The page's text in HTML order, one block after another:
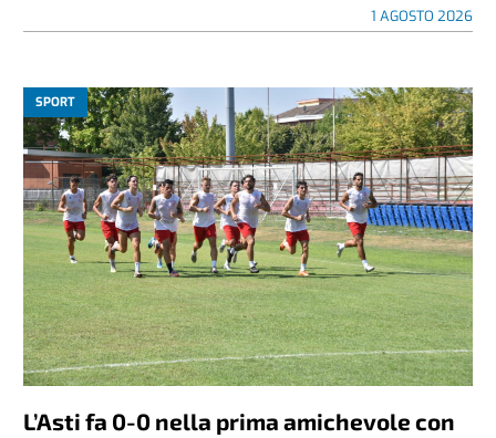
1 AGOSTO 2026
SPORT
L’Asti fa 0-0 nella prima amichevole con